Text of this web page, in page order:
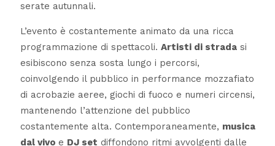
serate autunnali.
L’evento è costantemente animato da una ricca
programmazione di spettacoli. Artisti di stradasi
esibiscono senza sosta lungo i percorsi,
coinvolgendo il pubblico in performance mozzafiato
di acrobazie aeree, giochi di fuoco e numeri circensi,
mantenendo l’attenzione del pubblico
costantemente alta. Contemporaneamente, musica
dal vivo e DJ set diffondono ritmi avvolgenti dalle